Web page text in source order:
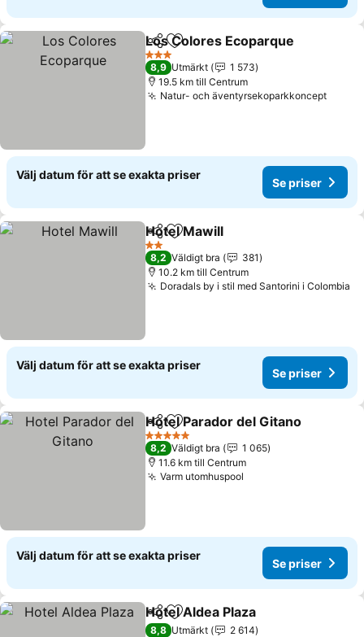
Dela Lägg till i Mina Favoriter
Los Colores Ecoparque
3 Stjärnor
8,9 Utmärkt
1 573
19.5 km till Centrum
Natur- och äventyrsekoparkkonceptSe
Välj datum för att se exakta priser
Se priser
Dela Lägg till i Mina Favoriter
Hotel Mawill
2 Stjärnor
8,2 Väldigt bra
381
10.2 km till Centrum
Doradals by i stil med Santorini i Colombia
Välj datum för att se exakta priser
Se priser
Dela Lägg till i Mina Favoriter
Hotel Parador del Gitano
5 Stjärnor
8,2 Väldigt bra
1 065
11.6 km till Centrum
Varm utomhuspool
Välj datum för att se exakta priser
Se priser
Dela Lägg till i Mina Favoriter
Hotel Aldea Plaza
8,8 Utmärkt
2 614